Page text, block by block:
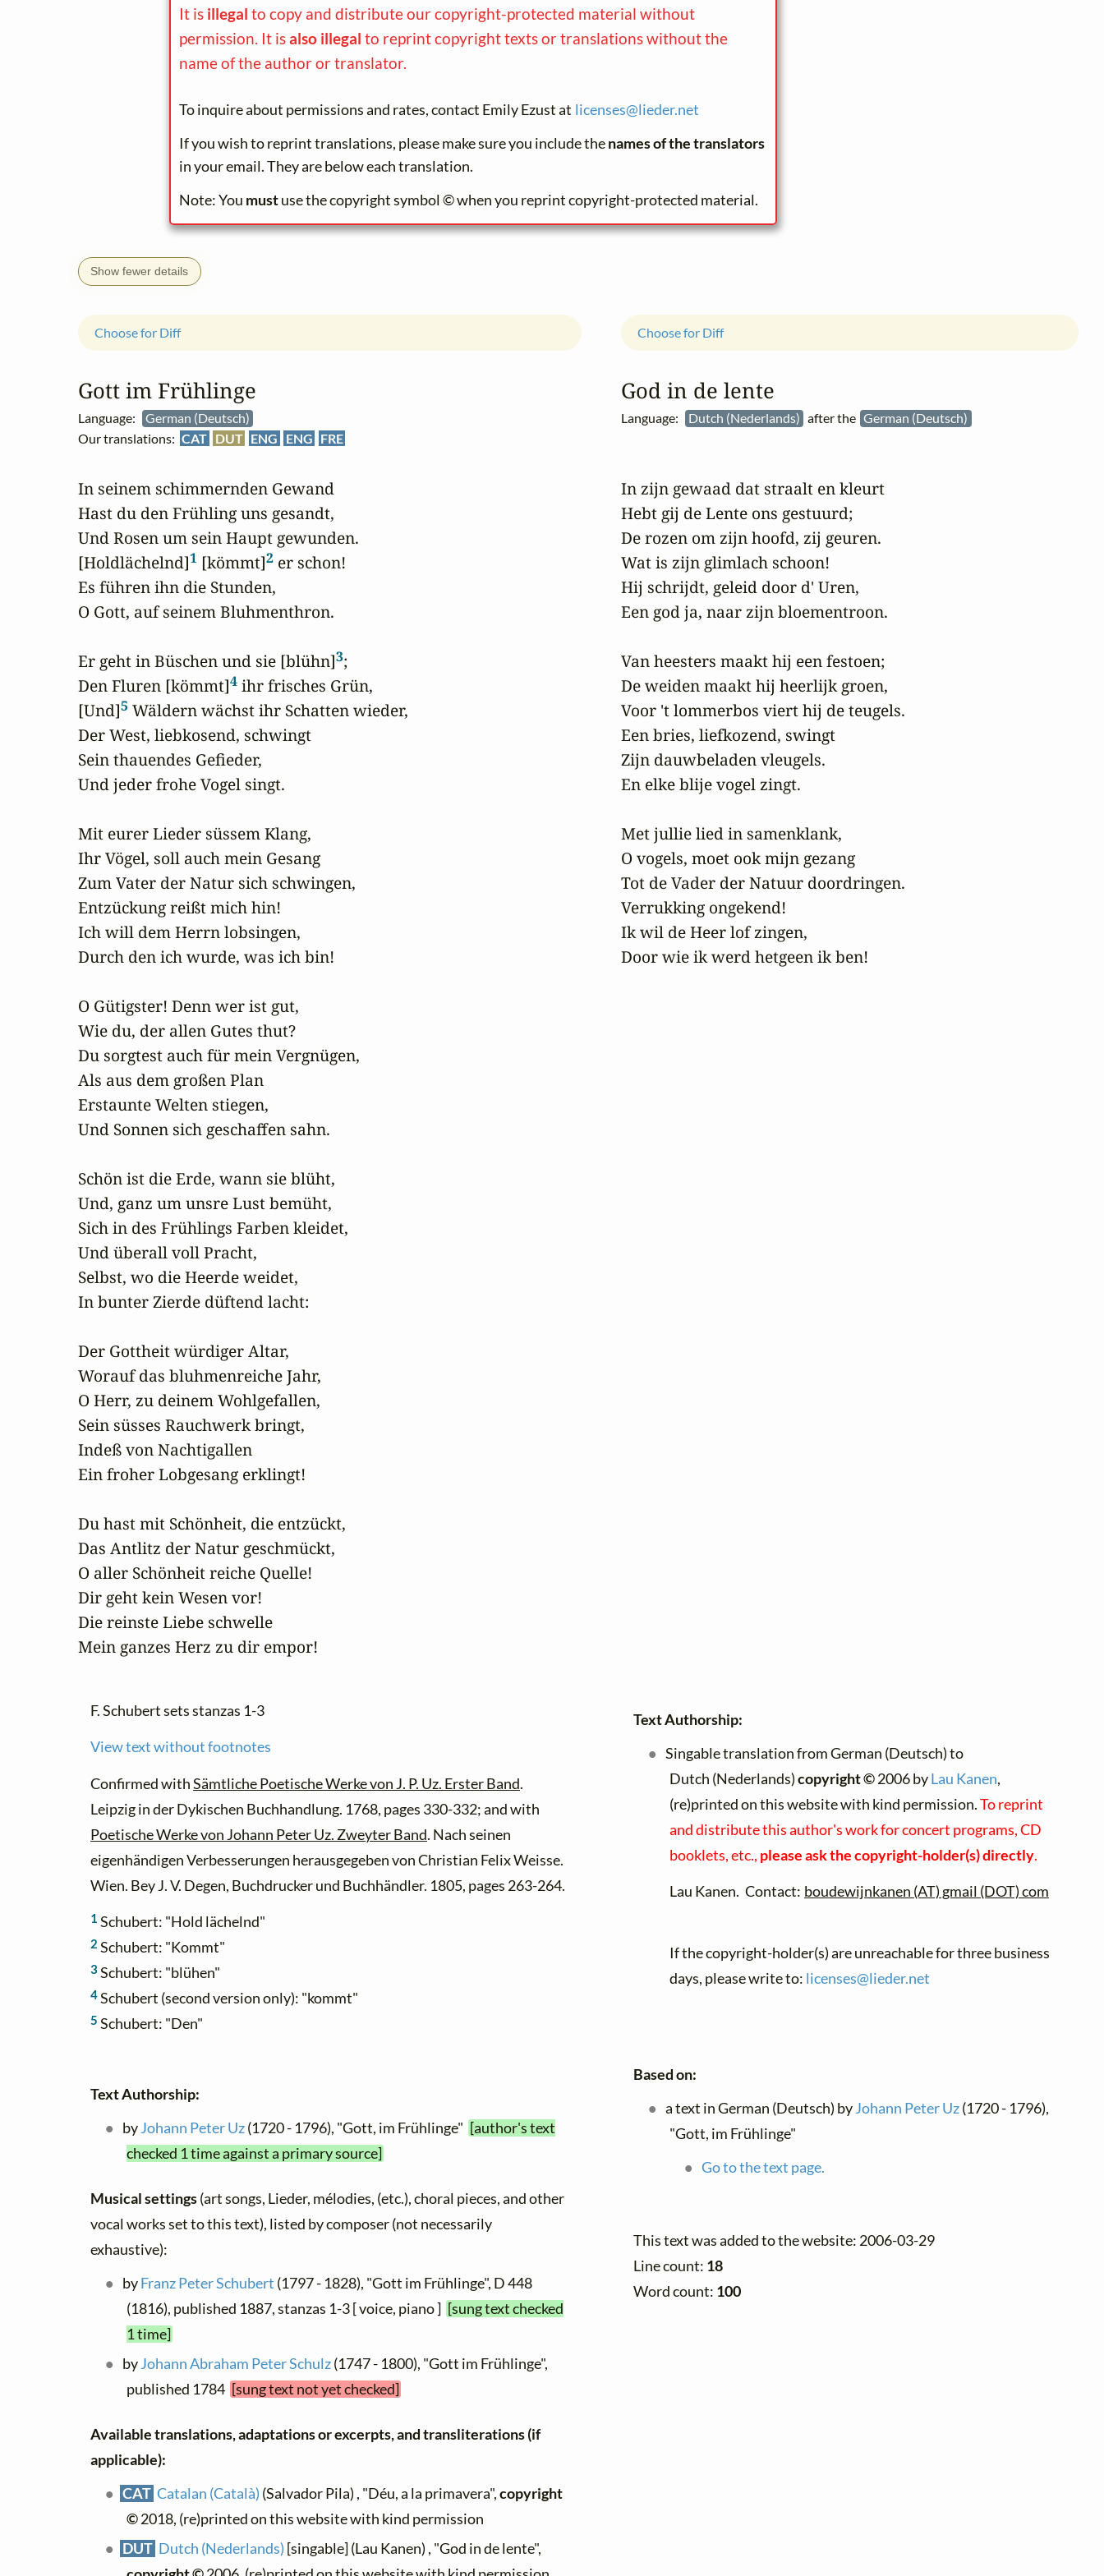
It is illegal to copy and distribute our copyright-protected material without
permission. It isalso illegal to reprint copyright texts or translations without the
name of the author or translator.
To inquire about permissions and rates, contact Emily Ezust at licenses@lieder.net
If you wish to reprint translations, please make sure you include thenames of the translators
in your email. They are below each translation.
Note: You mustuse the copyright symbol © when you reprint copyright-protected material.
Show fewer details
Gott im Frühlinge
Language:
German (Deutsch)
Our translations: CAT DUT ENG ENG FRE
Choose for Diff
In seinem schimmernden Gewand
Hast du den Frühling uns gesandt,
Und Rosen um sein Haupt gewunden.
[Holdlächelnd]1 [kömmt]2 er schon!
Es führen ihn die Stunden,
O Gott, auf seinem Bluhmenthron.
Er geht in Büschen und sie [blühn]3;
Den Fluren [kömmt]4 ihr frisches Grün,
[Und]5 Wäldern wächst ihr Schatten wieder,
Der West, liebkosend, schwingt
Sein thauendes Gefieder,
Und jeder frohe Vogel singt.
Mit eurer Lieder süssem Klang,
Ihr Vögel, soll auch mein Gesang
Zum Vater der Natur sich schwingen,
Entzückung reißt mich hin!
Ich will dem Herrn lobsingen,
Durch den ich wurde, was ich bin!
O Gütigster! Denn wer ist gut,
Wie du, der allen Gutes thut?
Du sorgtest auch für mein Vergnügen,
Als aus dem großen Plan
Erstaunte Welten stiegen,
Und Sonnen sich geschaffen sahn.
Schön ist die Erde, wann sie blüht,
Und, ganz um unsre Lust bemüht,
Sich in des Frühlings Farben kleidet,
Und überall voll Pracht,
Selbst, wo die Heerde weidet,
In bunter Zierde düftend lacht:
Der Gottheit würdiger Altar,
Worauf das bluhmenreiche Jahr,
O Herr, zu deinem Wohlgefallen,
Sein süsses Rauchwerk bringt,
Indeß von Nachtigallen
Ein froher Lobgesang erklingt!
Du hast mit Schönheit, die entzückt,
Das Antlitz der Natur geschmückt,
O aller Schönheit reiche Quelle!
Dir geht kein Wesen vor!
Die reinste Liebe schwelle
Mein ganzes Herz zu dir empor!
F. Schubert sets stanzas 1-3
View text without footnotes
Confirmed withSämtliche Poetische Werke von J. P. Uz. Erster Band.
Leipzig in der Dykischen Buchhandlung. 1768, pages 330-332; and with
Poetische Werke von Johann Peter Uz. Zweyter Band. Nach seinen
eigenhändigen Verbesserungen herausgegeben von Christian Felix Weisse.
Wien. Bey J. V. Degen, Buchdrucker und Buchhändler. 1805, pages 263-264.
1 Schubert: "Hold lächelnd"
2 Schubert: "Kommt"
3Schubert: "blühen"
4Schubert (second version only): "kommt"
5 Schubert: "Den"
Text Authorship:
byJohann Peter Uz(1720 - 1796), "Gott, im Frühlinge" [author's text
checked 1 time against a primary source]
Musical settings(art songs, Lieder, mélodies, (etc.), choral pieces, and other
vocal works set to this text), listed by composer (not necessarily
exhaustive):
byFranz Peter Schubert (1797 - 1828), "Gott im Frühlinge", D 448
(1816), published 1887, stanzas 1-3 [ voice, piano ] [sung text checked
1 time]
byJohann Abraham Peter Schulz(1747 - 1800), "Gott im Frühlinge",
published 1784 [sung text not yet checked]
Available translations, adaptations or excerpts, and transliterations (if
applicable):
CAT Catalan (Català) (Salvador Pila) , "Déu, a la primavera",copyright
©2018, (re)printed on this website with kind permission
DUT Dutch (Nederlands) [singable] (Lau Kanen) , "God in de lente",
God in de lente
Language: Dutch (Nederlands) after the German (Deutsch)
Choose for Diff
In zijn gewaad dat straalt en kleurt
Hebt gij de Lente ons gestuurd;
De rozen om zijn hoofd, zij geuren.
Wat is zijn glimlach schoon!
Hij schrijdt, geleid door d' Uren,
Een god ja, naar zijn bloementroon.
Van heesters maakt hij een festoen;
De weiden maakt hij heerlijk groen,
Voor 't lommerbos viert hij de teugels.
Een bries, liefkozend, swingt
Zijn dauwbeladen vleugels.
En elke blije vogel zingt.
Met jullie lied in samenklank,
O vogels, moet ook mijn gezang
Tot de Vader der Natuur doordringen.
Verrukking ongekend!
Ik wil de Heer lof zingen,
Door wie ik werd hetgeen ik ben!
Text Authorship:
Singable translation from German (Deutsch) to
Dutch (Nederlands)copyright ©2006 byLau Kanen,
(re)printed on this website with kind permission.To reprint
and distribute this author's work for concert programs, CD
booklets, etc., please ask the copyright-holder(s) directly.
Lau Kanen. Contact: boudewijnkanen (AT) gmail (DOT) com
If the copyright-holder(s) are unreachable for three business
days, please write to: licenses@lieder.net
Based on:
a text in German (Deutsch) byJohann Peter Uz(1720 - 1796),
"Gott, im Frühlinge"
Go to the text page.
This text was added to the website: 2006-03-29
Line count: 18
Word count: 100